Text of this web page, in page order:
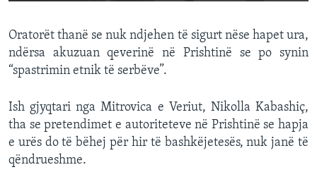
Oratorët thanë se nuk ndjehen të sigurt nëse hapet ura,
ndërsa akuzuan qeverinë në Prishtinë se po synin
“spastrimin etnik të serbëve”.
Ish gjyqtari nga Mitrovica e Veriut, Nikolla Kabashiç,
tha se pretendimet e autoriteteve në Prishtinë se hapja
e urës do të bëhej për hir të bashkëjetesës, nuk janë të
qëndrueshme.